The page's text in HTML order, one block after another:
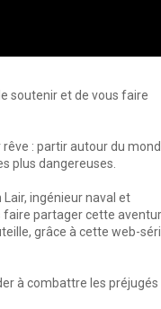
soutenir et de vous faire
: partir autour du
plus dangereuses.
ingénieur naval et
faire partager cette
grâce à cette web-
à combattre les préjugés